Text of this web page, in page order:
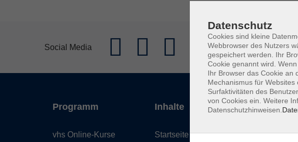
Social Media
Programm
vhs Online-Kurse
Inhalte
Startseite
Datenschutz
Cookies sind kleine
Webbrowser des Nutzers
gespeichert werden. Ihr
Cookie genannt wird.
Ihr Browser das Cookie an
Mechanismus für
Surfaktivitäten des
von Cookies ein. Weitere
Datenschutzhinweisen.